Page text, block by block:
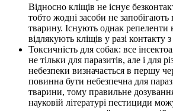
Відносно кліщів не існує
тобто жодні засоби не
тварину. Існують однак репеленти
відлякують кліщів у разі
Токсичність для собак: все
не тільки для паразитів, але і для
небезпеки визначається в першу
повинна бути небезпечна для
тварини, тому правильне
науковій літературі пестициди